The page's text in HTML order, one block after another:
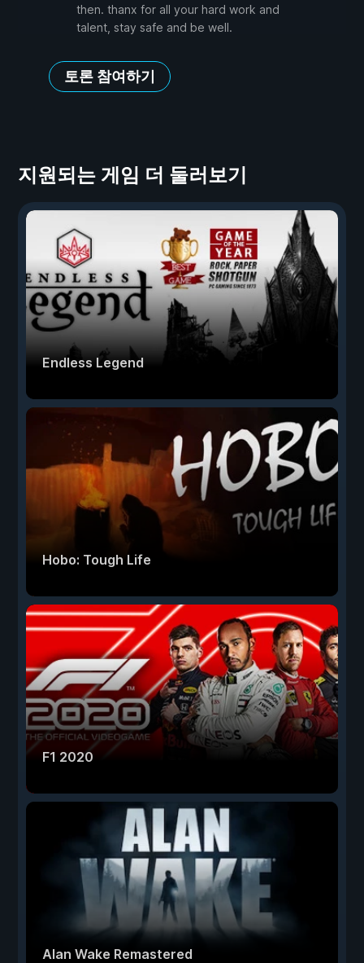
then. thanx for all your hard work and
talent, stay safe and be well.
토론 참여하기
지원되는 게임 더 둘러보기
Endless Legend
Hobo: Tough Life
F1 2020
Alan Wake Remastered